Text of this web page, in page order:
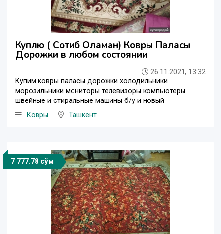
Куплю ( Сотиб Оламан) Ковры Паласы
Дорожки в любом состоянии
26.11.2021, 13:32
Купим ковры паласы дорожки холодильники
морозильники мониторы телевизоры компьютеры
швейные и стиральные машины б/у и новый
Ковры
Ташкент
7 777.78 сўм